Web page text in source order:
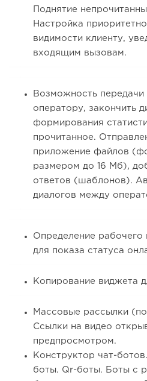
Поднятие
Настройка
видимости клиенту,
входящим вызовам.
Возможность передачи
оператору, закончить
формирования
прочитанное.
приложение файлов
размером до 16 Мб),
ответов (шаблонов).
диалогов между
Определение рабочего
для показа статуса
Копирование виджета
Массовые рассылки
Ссылки на видео
предпросмотром.
Конструктор чат-
боты. Qr-боты. Боты с